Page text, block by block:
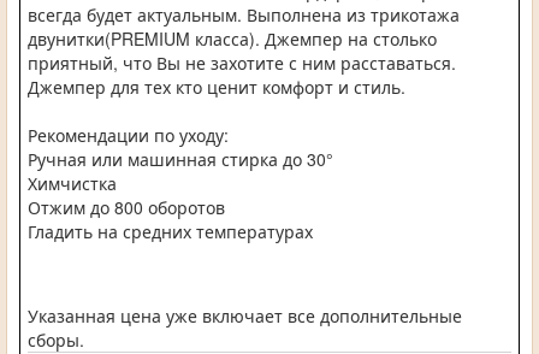
всегда будет актуальным. Выполнена из трикотажа
двунитки(PREMIUM класса). Джемпер на столько
приятный, что Вы не захотите с ним расставаться.
Джемпер для тех кто ценит комфорт и стиль.
Рекомендации по уходу:
Ручная или машинная стирка до 30°
Химчистка
Отжим до 800 оборотов
Гладить на средних температурах
Указанная цена уже включает все дополнительные
сборы.